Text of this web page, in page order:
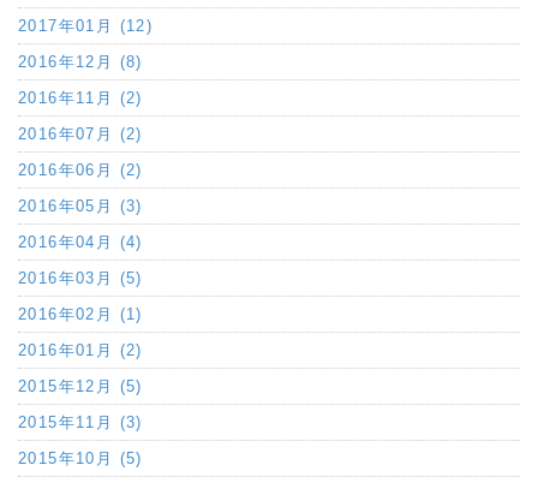
2017年01月 (12)
2016年12月 (8)
2016年11月 (2)
2016年07月 (2)
2016年06月 (2)
2016年05月 (3)
2016年04月 (4)
2016年03月 (5)
2016年02月 (1)
2016年01月 (2)
2015年12月 (5)
2015年11月 (3)
2015年10月 (5)